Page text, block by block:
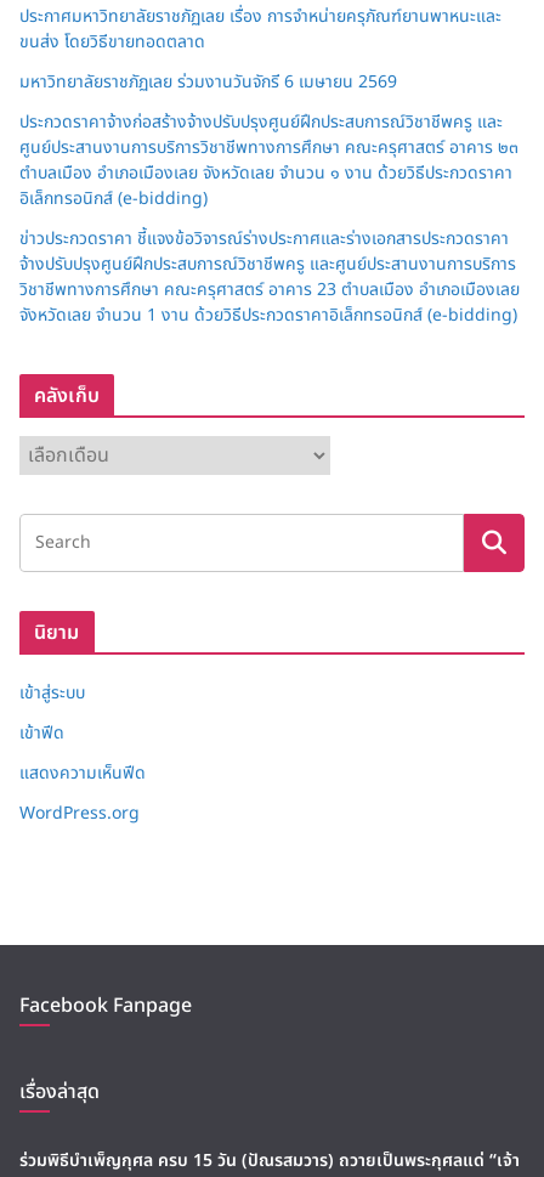
ประกาศมหาวิทยาลัยราชภัฏเลย เรื่อง การจำหน่ายครุภัณฑ์ยานพาหนะและ
ขนส่ง โดยวิธีขายทอดตลาด
มหาวิทยาลัยราชภัฏเลย ร่วมงานวันจักรี 6 เมษายน 2569
ประกวดราคาจ้างก่อสร้างจ้างปรับปรุงศูนย์ฝึกประสบการณ์วิชาชีพครู และ
ศูนย์ประสานงานการบริการวิชาชีพทางการศึกษา คณะครุศาสตร์ อาคาร ๒๓
ตำบลเมือง อำเภอเมืองเลย จังหวัดเลย จำนวน ๑ งาน ด้วยวิธีประกวดราคา
อิเล็กทรอนิกส์ (e-bidding)
ข่าวประกวดราคา ชี้แจงข้อวิจารณ์ร่างประกาศและร่างเอกสารประกวดราคา
จ้างปรับปรุงศูนย์ฝึกประสบการณ์วิชาชีพครู และศูนย์ประสานงานการบริการ
วิชาชีพทางการศึกษา คณะครุศาสตร์ อาคาร 23 ตำบลเมือง อำเภอเมืองเลย
จังหวัดเลย จำนวน 1 งาน ด้วยวิธีประกวดราคาอิเล็กทรอนิกส์ (e-bidding)
คลังเก็บ
ลั
ง
ก็
นิยาม
เข้าสู่ระบบ
เข้าฟีด
แสดงความเห็นฟีด
WordPress.org
Facebook Fanpage
เรื่องล่าสุด
ร่วมพิธีบำเพ็ญกุศล ครบ 15 วัน (ปัณรสมวาร) ถวายเป็นพระกุศลแด่ “เจ้า